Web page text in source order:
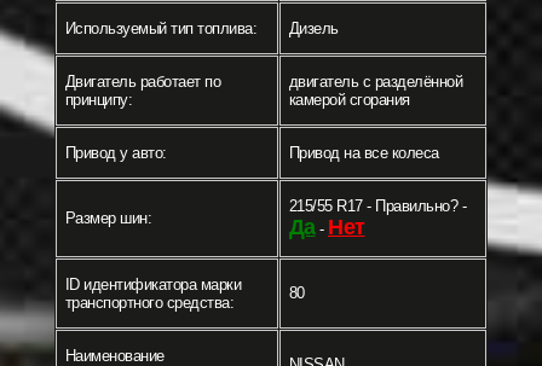
Используемый тип топлива: Дизель
Двигатель работает по
принципу:
двигатель с разделённой
камерой сгорания
Привод у авто: Привод на все колеса
Размер шин:
215/55 R17 - Правильно? -
Да- Нет
ID идентификатора марки
транспортного средства:
80
Наименование